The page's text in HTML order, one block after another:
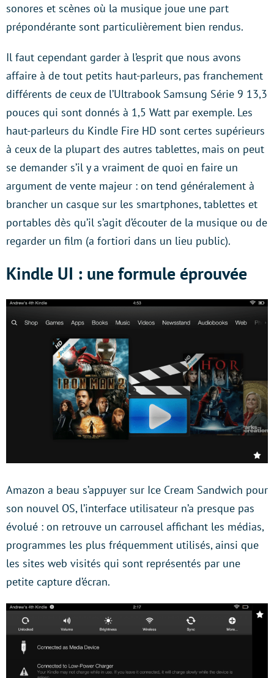
sonores et scènes où la musique joue une part
prépondérante sont particulièrement bien rendus.
Il faut cependant garder à l’esprit que nous avons
affaire à de tout petits haut-parleurs, pas franchement
différents de ceux de l’Ultrabook Samsung Série 9 13,3
pouces qui sont donnés à 1,5 Watt par exemple. Les
haut-parleurs du Kindle Fire HD sont certes supérieurs
à ceux de la plupart des autres tablettes, mais on peut
se demander s’il y a vraiment de quoi en faire un
argument de vente majeur : on tend généralement à
brancher un casque sur les smartphones, tablettes et
portables dès qu’il s’agit d’écouter de la musique ou de
regarder un film (a fortiori dans un lieu public).
Kindle UI : une formule éprouvée
Amazon a beau s’appuyer sur Ice Cream Sandwich pour
son nouvel OS, l’interface utilisateur n’a presque pas
évolué : on retrouve un carrousel affichant les médias,
programmes les plus fréquemment utilisés, ainsi que
les sites web visités qui sont représentés par une
petite capture d’écran.